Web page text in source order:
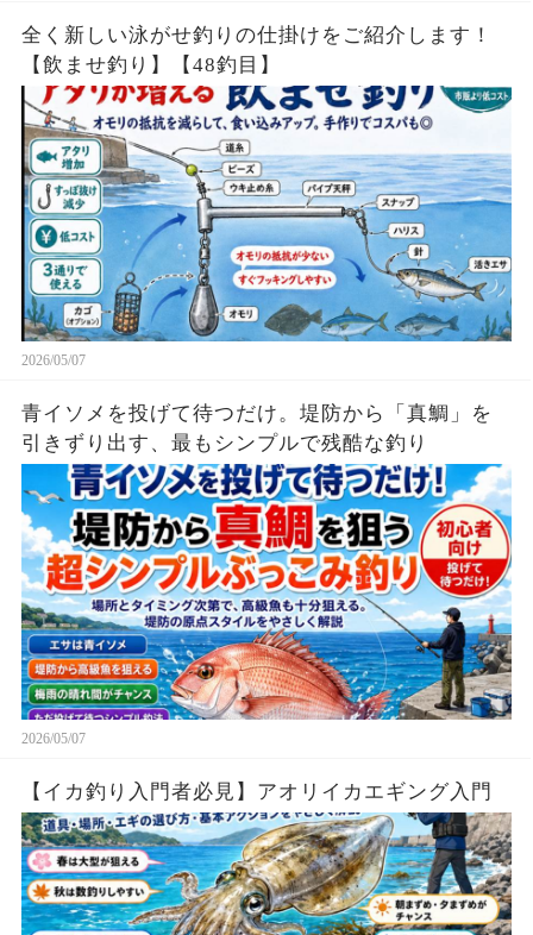
全く新しい泳がせ釣りの仕掛けをご紹介します！
【飲ませ釣り】【48釣目】
2026/05/07
青イソメを投げて待つだけ。堤防から「真鯛」を
引きずり出す、最もシンプルで残酷な釣り
2026/05/07
【イカ釣り入門者必見】アオリイカエギング入門